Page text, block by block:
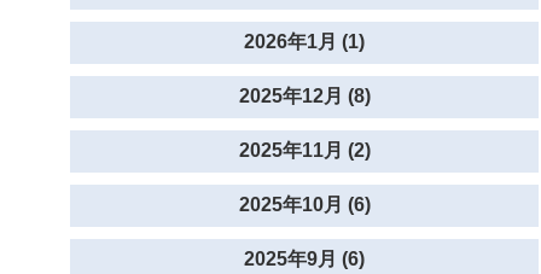
2026年1月 (1)
2025年12月 (8)
2025年11月 (2)
2025年10月 (6)
2025年9月 (6)